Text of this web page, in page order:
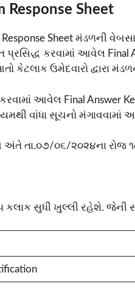
Response Sheet
Response Sheet મંડળની
કરવામાં આવેલ Final
કેટલાક ઉમેદવારો દ્વારા
આવેલ Final Answer
વાંધા સૂચનો મંગાવવામાં
તા.૦૭/૦૬/૨૦૨૪ના રોજ ૧૮-
સુધી ખુલ્લી રહેશે. જેની